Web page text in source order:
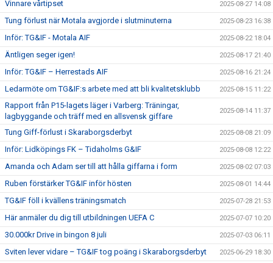
Vinnare vårtipset 2025-08-27 14:08
Tung förlust när Motala avgjorde i slutminuterna 2025-08-23 16:38
Inför: TG&IF - Motala AIF 2025-08-22 18:04
Äntligen seger igen! 2025-08-17 21:40
Inför: TG&IF – Herrestads AIF 2025-08-16 21:24
Ledarmöte om TG&IF:s arbete med att bli kvalitetsklubb 2025-08-15 11:22
Rapport från P15-lagets läger i Varberg: Träningar,
lagbyggande och träff med en allsvensk giffare
2025-08-14 11:37
Tung Giff-förlust i Skaraborgsderbyt 2025-08-08 21:09
Inför: Lidköpings FK – Tidaholms G&IF 2025-08-08 12:22
Amanda och Adam ser till att hålla giffarna i form 2025-08-02 07:03
Ruben förstärker TG&IF inför hösten 2025-08-01 14:44
TG&IF föll i kvällens träningsmatch 2025-07-28 21:53
Här anmäler du dig till utbildningen UEFA C 2025-07-07 10:20
30.000kr Drive in bingon 8 juli 2025-07-03 06:11
Sviten lever vidare – TG&IF tog poäng i Skaraborgsderbyt 2025-06-29 18:30